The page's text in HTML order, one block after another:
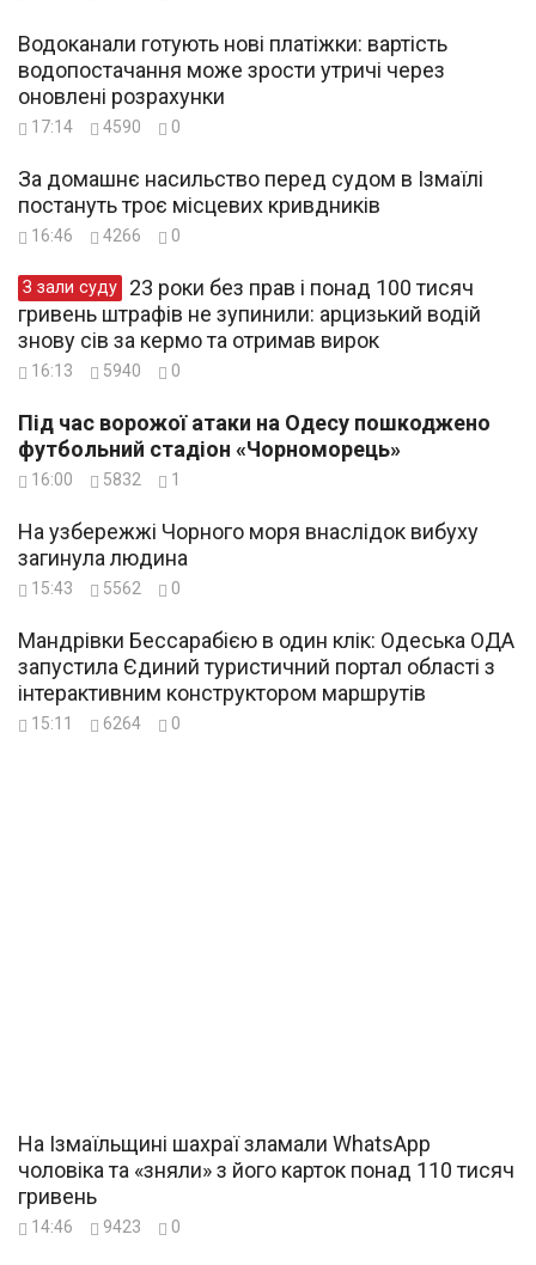
Водоканали готують нові платіжки: вартість
водопостачання може зрости утричі через
оновлені розрахунки
17:14 4590 0
За домашнє насильство перед судом в Ізмаїлі
постануть троє місцевих кривдників
16:46 4266 0
З зали суду
гривень штрафів не зупинили: арцизький водій
знову сів за кермо та отримав вирок
16:13 5940 0
Під час ворожої атаки на Одесу пошкоджено
футбольний стадіон «Чорноморець»
16:00 5832 1
На узбережжі Чорного моря внаслідок вибуху
загинула людина
15:43 5562 0
Мандрівки Бессарабією в один клік: Одеська ОДА
запустила Єдиний туристичний портал області з
інтерактивним конструктором маршрутів
15:11 6264 0
На Ізмаїльщині шахраї зламали WhatsApp
чоловіка та «зняли» з його карток понад 110 тисяч
гривень
14:46 9423 0